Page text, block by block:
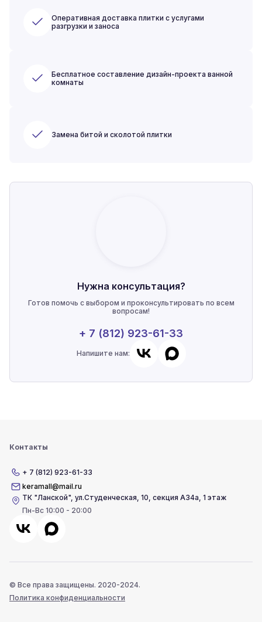
Оперативная доставка плитки с услугами
разгрузки и заноса
Бесплатное составление дизайн-проекта ванной
комнаты
Замена битой и сколотой плитки
Нужна консультация?
Готов помочь с выбором и проконсультировать по всем
вопросам!
+ 7 (812) 923-61-33
Напишите нам:
Контакты
+ 7 (812) 923-61-33
keramall@mail.ru
ТК "Ланской",ул.Студенческая, 10, секция А34а, 1 этаж
Пн-Вс 10:00 - 20:00
© Все права защищены. 2020-2024.
Политика конфиденциальности